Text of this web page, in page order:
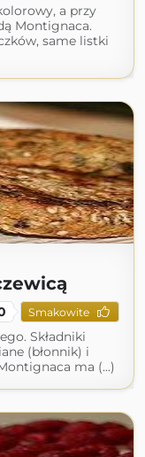
a przy
Montignaca.
same listki
Smakowite
Składniki
(błonnik) i
ma (...)